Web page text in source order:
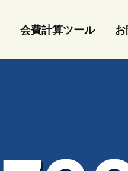
会費計算ツール